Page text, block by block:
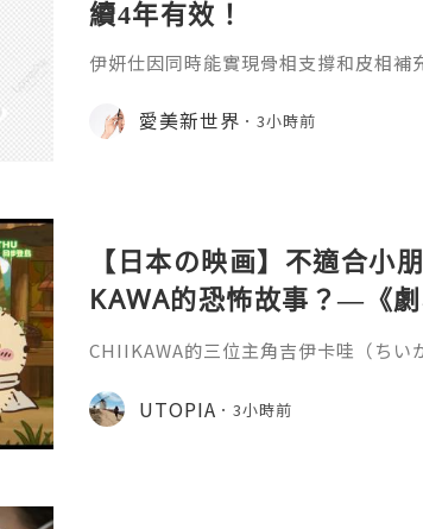
續4年有效！
伊妍仕因同時能實現骨相支撐和皮相
非永久，伊妍仕少女針打一次管多長
分邏輯和不同劑型的差異說起。1.區
愛美新世界 3小時前
【日本の映画】不適合小
KAWA的恐怖故事？—《
魚島的秘密》
CHIIKAWA的三位主角吉伊卡哇（ちい
關？《劇場版 CHIIKAWA 人魚島的秘
島のひみつ）講述兔兔在草地上休息的
UTOPIA 3小時前